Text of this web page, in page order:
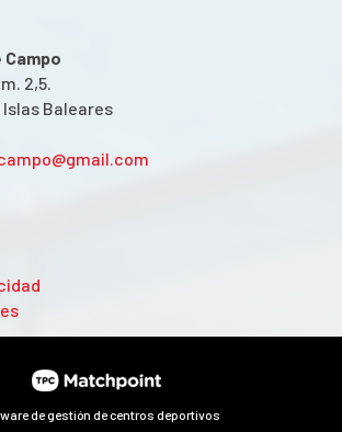
Campo
2,5.
Baleares
de gestión de centros deportivos